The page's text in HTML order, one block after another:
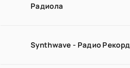
Радиола
Synthwave - Радио Рекорд